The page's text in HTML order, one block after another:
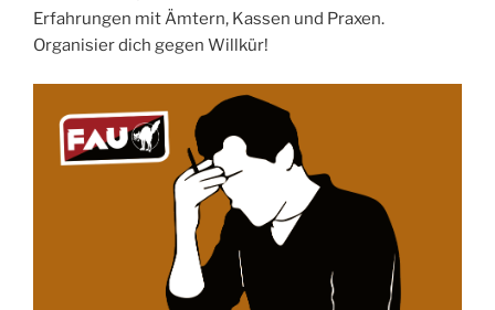
Erfahrungen mit Ämtern, Kassen und Praxen.
Organisier dich gegen Willkür!